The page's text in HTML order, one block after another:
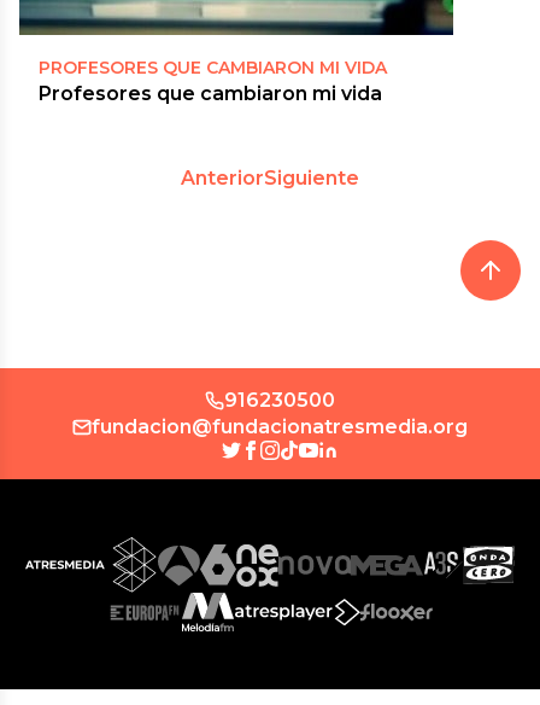
PROFESORES QUE CAMBIARON MI VIDA
Profesores que cambiaron mi vida
AnteriorSiguiente
916230500
fundacion@fundacionatresmedia.org